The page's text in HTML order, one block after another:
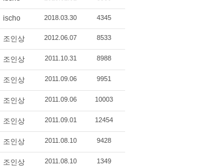
ischo 2018.03.30 4345
조인상 2012.06.07 8533
조인상 2011.10.31 8988
조인상 2011.09.06 9951
조인상 2011.09.06 10003
조인상 2011.09.01 12454
조인상 2011.08.10 9428
조인상 2011.08.10 1349